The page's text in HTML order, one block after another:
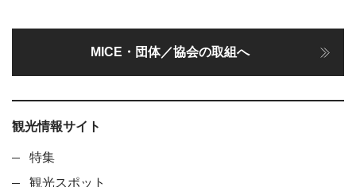
MICE・団体／協会の取組へ
観光情報サイト
特集
観光スポット